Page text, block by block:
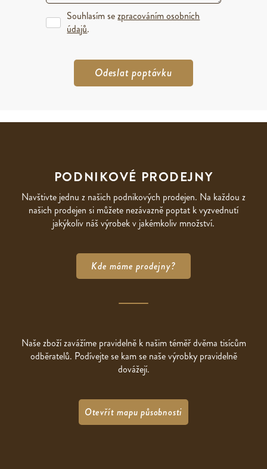
Souhlasím sezpracováním osobních
údajů.
PODNIKOVÉ PRODEJNY
Navštivte jednu z našich podnikových prodejen. Na každou z
našich prodejen si můžete nezávazně poptat k vyzvednutí
jakýkoliv náš výrobek v jakémkoliv množství.
Kde máme prodejny?
Naše zboží zavážíme pravidelně k našim téměř dvěma tisícům
odběratelů. Podívejte se kam se naše výrobky pravidelně
dovážejí.
Otevřít mapu působnosti